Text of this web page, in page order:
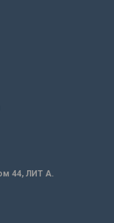
44, ЛИТ А.